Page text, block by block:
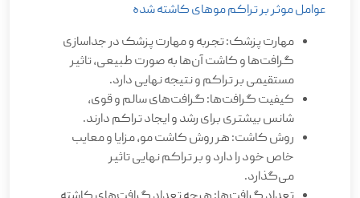
عوامل موثر بر تراکم موهای کاشته شده
مهارت پزشک: تجربه و مهارت پزشک در جداسازی
گرافت‌ها و کاشت آن‌ها به صورت طبیعی، تاثیر
مستقیمی بر تراکم و نتیجه نهایی دارد.
کیفیت گرافت‌ها: گرافت‌های سالم و قوی،
شانس بیشتری برای رشد و ایجاد تراکم دارند.
روش کاشت: هر روش کاشت مو، مزایا و معایب
خاص خود را دارد و بر تراکم نهایی تاثیر
می‌گذارد.